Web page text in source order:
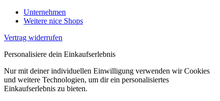
Unternehmen
Weitere nice Shops
Vertrag widerrufen
Personalisiere dein Einkaufserlebnis
Nur mit deiner individuellen Einwilligung verwenden wir Cookies
und weitere Technologien, um dir ein personalisiertes
Einkaufserlebnis zu bieten.